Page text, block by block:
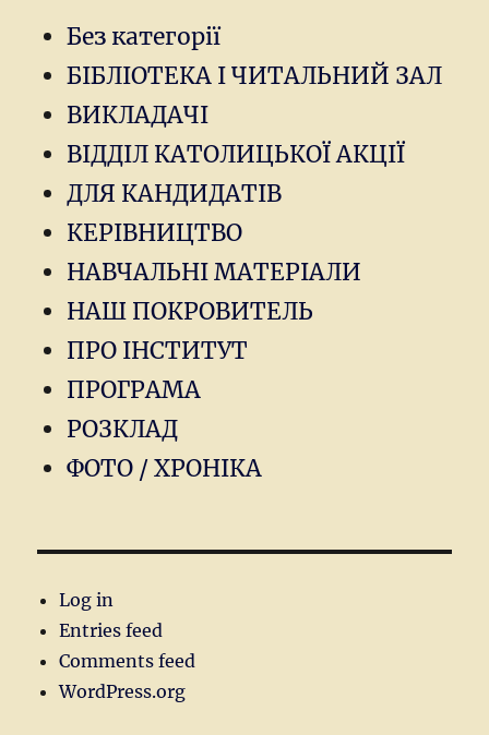
Без категорії
БІБЛІОТЕКА І ЧИТАЛЬНИЙ ЗАЛ
ВИКЛАДАЧІ
ВІДДІЛ КАТОЛИЦЬКОЇ АКЦІЇ
ДЛЯ КАНДИДАТІВ
КЕРІВНИЦТВО
НАВЧАЛЬНІ МАТЕРІАЛИ
НАШ ПОКРОВИТЕЛЬ
ПРО ІНСТИТУТ
ПРОГРАМА
РОЗКЛАД
ФОТО / ХРОНІКА
Log in
Entries feed
Comments feed
WordPress.org